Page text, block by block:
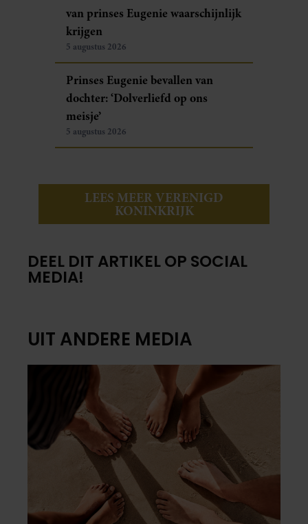
van prinses Eugenie waarschijnlijk
krijgen
5 augustus 2026
Prinses Eugenie bevallen van
dochter: ‘Dolverliefd op ons
meisje’
5 augustus 2026
LEES MEER VERENIGD
KONINKRIJK
DEEL DIT ARTIKEL OP SOCIAL
MEDIA!
UIT ANDERE MEDIA